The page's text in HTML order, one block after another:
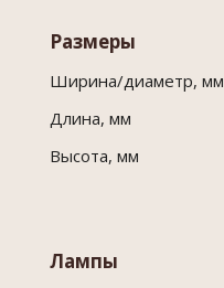
Размеры
Ширина/диаметр, мм
Длина, мм
Высота, мм
Лампы